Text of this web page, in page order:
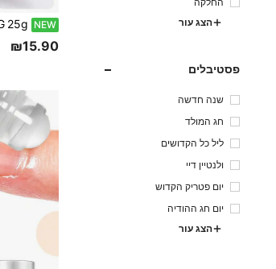
החלקה
הצג עור
פסטיבלים
שנה חדשה
חג המולד
ליל כל הקדושים
ולנטיין דיי
יום פטריק הקדוש
יום חג ההודיה
הצג עור
NEW
₪15.90